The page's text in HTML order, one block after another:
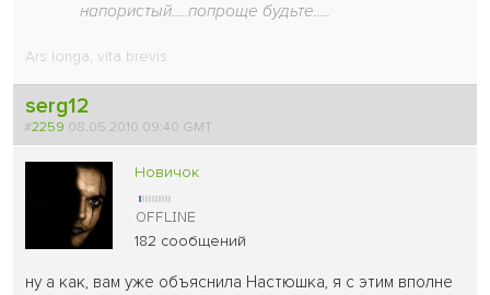
напористый.....попроще будьте.....
Ars longa, vita brevis
serg12
#2259 08.05.2010 09:40 GMT
Новичок
182 сообщений
ну а как, вам уже объяснила Настюшка, я с этим вполне